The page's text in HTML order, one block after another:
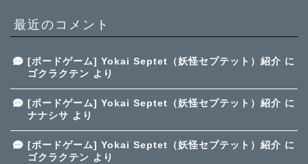
最近のコメント
[ボードゲーム] Yokai Septet（妖怪セプテット）紹介 に
ゴクラクテン より
[ボードゲーム] Yokai Septet（妖怪セプテット）紹介 に
ナナシサ より
[ボードゲーム] Yokai Septet（妖怪セプテット）紹介 に
ゴクラクテン より